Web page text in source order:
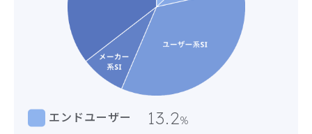
エンドユーザー 13.2%